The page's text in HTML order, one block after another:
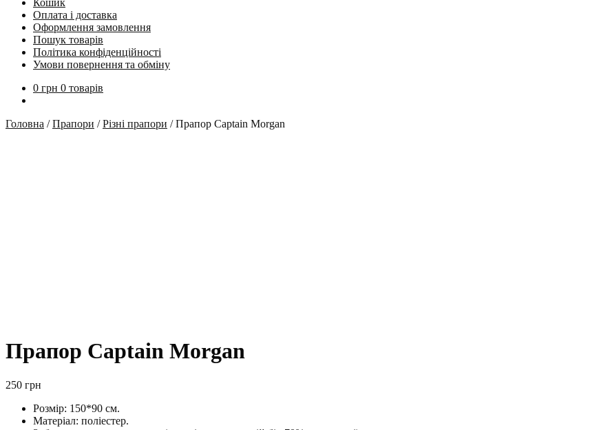
Кошик
Оплата і доставка
Оформлення замовлення
Пошук товарів
Політика конфіденційності
Умови повернення та обміну
0 грн 0 товарів
Головна /Прапори /Різні прапори /Прапор Captain Morgan
Прапор Captain Morgan
250 грн
Розмір: 150*90 см.
Матеріал: поліестер.